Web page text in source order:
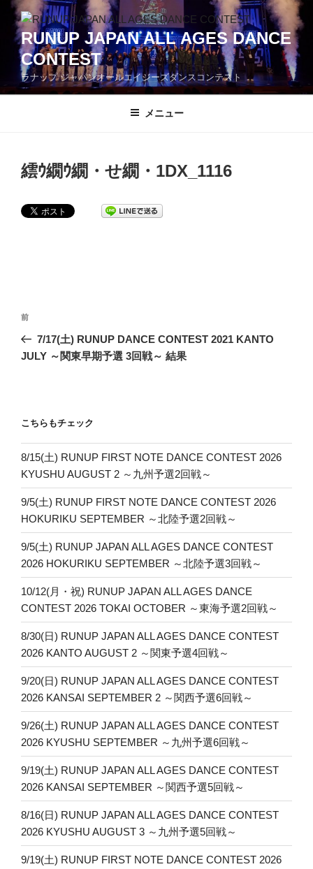
へ
RUNUP JAPAN ALL AGES DANCE
CONTEST
ラナップ ジャパンオールエイジーズダンスコンテスト
メニュー
繧ｳ繝ｳ繝・せ繝・1DX_1116
投
ナ
シ
ョ
ン
前
の
投
前
7/17(土) RUNUP DANCE CONTEST 2021 KANTO
JULY ～関東早期予選 3回戦～ 結果
こちらもチェック
8/15(土) RUNUP FIRST NOTE DANCE CONTEST 2026
KYUSHU AUGUST 2 ～九州予選2回戦～
9/5(土) RUNUP FIRST NOTE DANCE CONTEST 2026
HOKURIKU SEPTEMBER ～北陸予選2回戦～
9/5(土) RUNUP JAPAN ALL AGES DANCE CONTEST
2026 HOKURIKU SEPTEMBER ～北陸予選3回戦～
10/12(月・祝) RUNUP JAPAN ALL AGES DANCE
CONTEST 2026 TOKAI OCTOBER ～東海予選2回戦～
8/30(日) RUNUP JAPAN ALL AGES DANCE CONTEST
2026 KANTO AUGUST 2 ～関東予選4回戦～
9/20(日) RUNUP JAPAN ALL AGES DANCE CONTEST
2026 KANSAI SEPTEMBER 2 ～関西予選6回戦～
9/26(土) RUNUP JAPAN ALL AGES DANCE CONTEST
2026 KYUSHU SEPTEMBER ～九州予選6回戦～
9/19(土) RUNUP JAPAN ALL AGES DANCE CONTEST
2026 KANSAI SEPTEMBER ～関西予選5回戦～
8/16(日) RUNUP JAPAN ALL AGES DANCE CONTEST
2026 KYUSHU AUGUST 3 ～九州予選5回戦～
9/19(土) RUNUP FIRST NOTE DANCE CONTEST 2026